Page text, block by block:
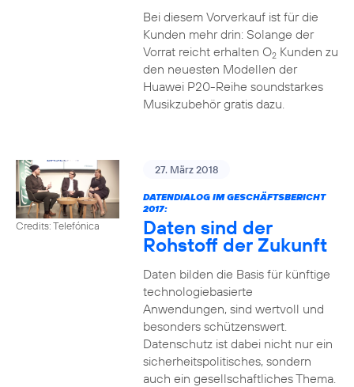
Bei diesem Vorverkauf ist für die
Kunden mehr drin: Solange der
Vorrat reicht erhalten O2Kunden zu
den neuesten Modellen der
Huawei P20-Reihe soundstarkes
Musikzubehör gratis dazu.
Credits: Telefónica
27. März 2018
DATENDIALOG IM GESCHÄFTSBERICHT
2017:
Daten sind der
Rohstoff der Zukunft
Daten bilden die Basis für künftige
technologiebasierte
Anwendungen, sind wertvoll und
besonders schützenswert.
Datenschutz ist dabei nicht nur ein
sicherheitspolitisches, sondern
auch ein gesellschaftliches Thema.